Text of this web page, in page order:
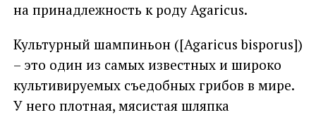
на принадлежность к роду Agaricus.
Культурный шампиньон ([Agaricus bisporus])
– это один из самых известных и широко
культивируемых съедобных грибов в мире.
У него плотная, мясистая шляпка